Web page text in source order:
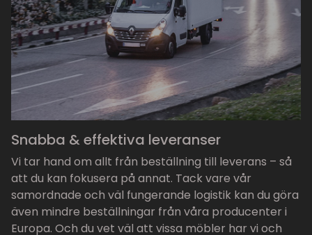
Snabba & effektiva leveranser
Vi tar hand om allt från beställning till leverans – så
att du kan fokusera på annat. Tack vare vår
samordnade och väl fungerande logistik kan du göra
även mindre beställningar från våra producenter i
Europa. Och du vet väl att vissa möbler har vi och